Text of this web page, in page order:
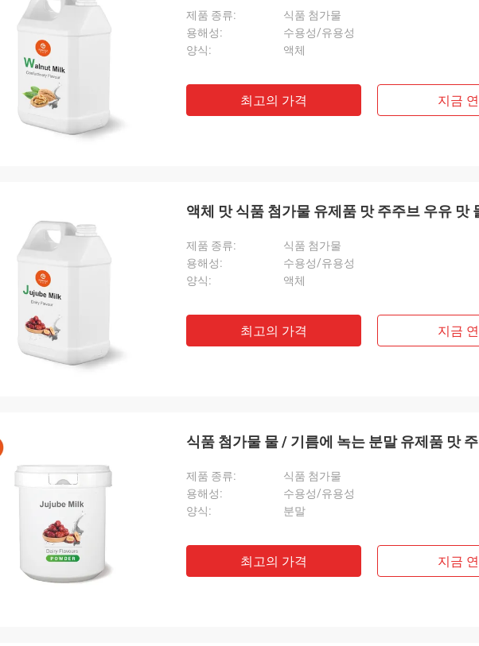
제품 종류:
식품 첨가물
용해성:
수용성/유용성
양식:
액체
최고의 가격 지금
액체 맛 식품 첨가물 유제품 맛 주주브 우유 맛
제품 종류:
식품 첨가물
용해성:
수용성/유용성
양식:
액체
최고의 가격 지금
식품 첨가물 물 / 기름에 녹는 분말 유제품 맛
제품 종류:
식품 첨가물
용해성:
수용성/유용성
양식:
분말
최고의 가격 지금